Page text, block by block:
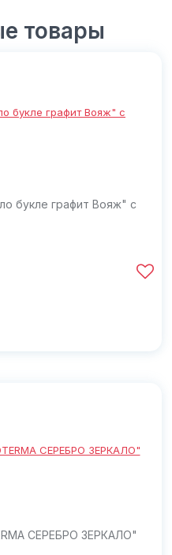
товары
букле графит Вояж" с
СЕРЕБРО ЗЕРКАЛО"